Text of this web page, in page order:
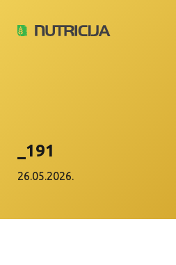
_191
26.05.2026.